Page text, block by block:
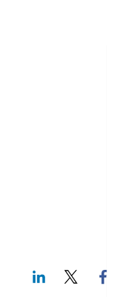
LinkedIn